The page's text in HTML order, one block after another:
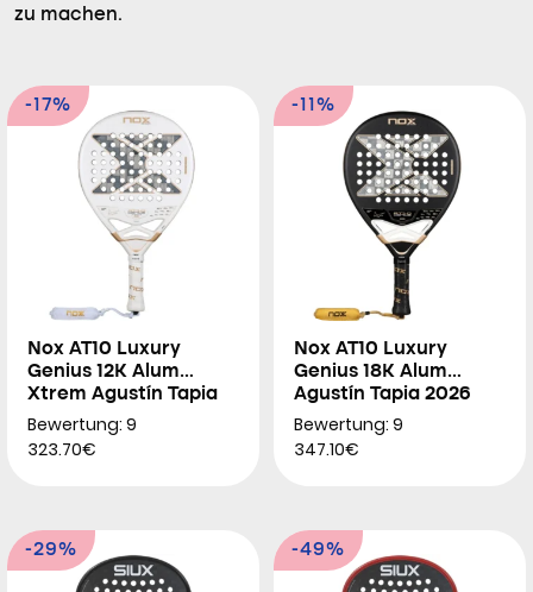
zu machen.
-17%
Nox AT10 Luxury
Genius 12K Alum
Xtrem Agustín Tapia
2026
Bewertung: 9
323.70€
-11%
Nox AT10 Luxury
Genius 18K Alum
Agustín Tapia 2026
Bewertung: 9
347.10€
-29% -49%